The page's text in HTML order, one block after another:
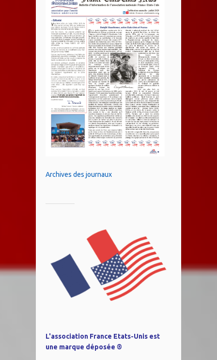
Archives des journaux
L'association France Etats-Unis est
une marque déposée ®